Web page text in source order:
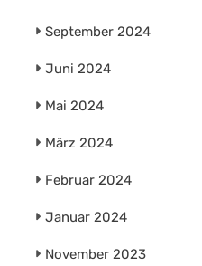
September 2024
Juni 2024
Mai 2024
März 2024
Februar 2024
Januar 2024
November 2023